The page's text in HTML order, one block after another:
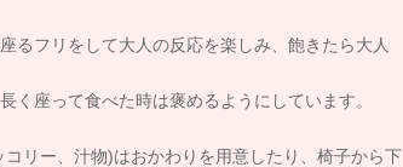
るフリをして大人の反応を楽しみ、飽きたら大人
く座って食べた時は褒めるようにしています。
リー、汁物)はおかわりを用意したり、椅子から下